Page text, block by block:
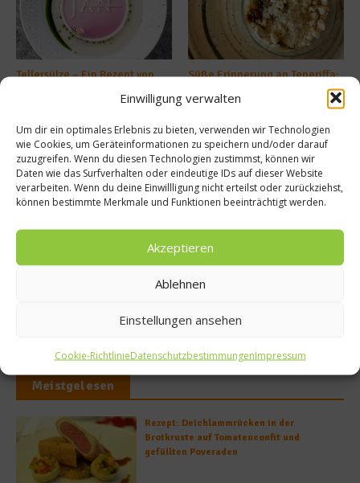
Einwilligung verwalten
Um dir ein optimales Erlebnis zu bieten, verwenden wir Technologien
wie Cookies, um Geräteinformationen zu speichern und/oder darauf
zuzugreifen. Wenn du diesen Technologien zustimmst, können wir
Daten wie das Surfverhalten oder eindeutige IDs auf dieser Website
verarbeiten. Wenn du deine Einwillligung nicht erteilst oder zurückziehst,
können bestimmte Merkmale und Funktionen beeinträchtigt werden.
Akzeptieren
Ablehnen
Einstellungen ansehen
Cookie-RichtlinieDatenschutzbestimmungenImpressum
Tellersülze – Ein Rezept von
Süße Erinnerung an Teneriffa:
Uruguayo
Buchtipp
Meistgelesen
Rezept: Deichlammrücken in der
Brotkruste auf Tomatenconfit und
gefüllten Poveraden